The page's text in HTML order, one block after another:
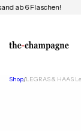
ab 6 Flaschen!
Shop/LEGRAS & HAAS